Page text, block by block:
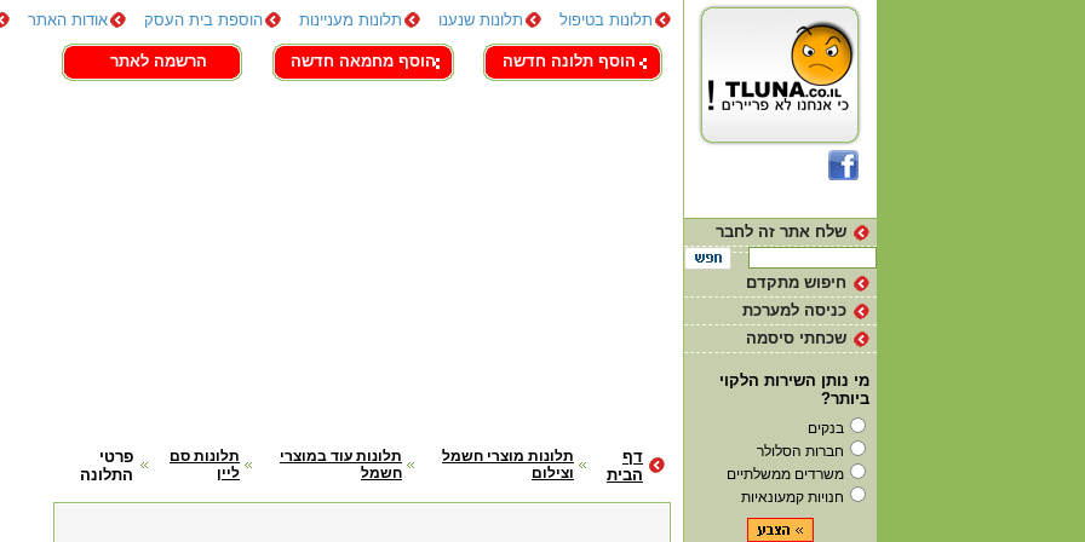
תלונות בטיפול תלונות שנענו תלונות מעניינות הוספת בית העסק אודות האתר
צור קשר
הוסף תלונה חדשה הוסף מחמאה חדשה הרשמה לאתר
פרטי
התלונה
תלונות סם
ליין
תלונות עוד במוצרי
חשמל
תלונות מוצרי חשמל
וצילום
דף
הבית
שלח אתר זה לחבר
חיפוש מתקדם
כניסה למערכת
שכחתי סיסמה
מי נותן השירות הלקוי
ביותר?
בנקים
חברות הסלולר
משרדים ממשלתיים
חנויות קמעונאיות